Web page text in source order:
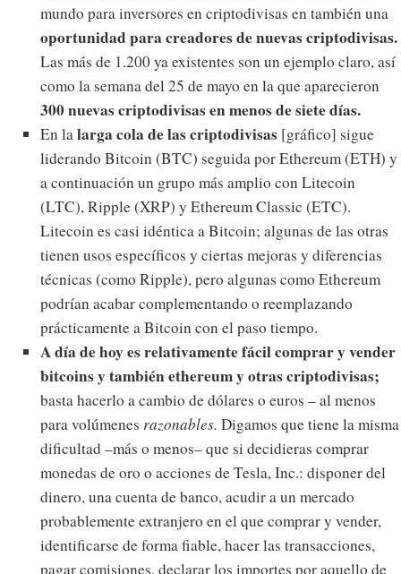
mundo para inversores en criptodivisas en también una
oportunidad para creadores de nuevas criptodivisas.
Las más de 1.200 ya existentes son un ejemplo claro, así
como la semana del 25 de mayo en la que aparecieron
300 nuevas criptodivisas en menos de siete días.
En lalarga cola de las criptodivisas[gráfico] sigue
liderando Bitcoin (BTC) seguida por Ethereum (ETH) y
a continuación un grupo más amplio con Litecoin
(LTC), Ripple (XRP) y Ethereum Classic (ETC).
Litecoin es casi idéntica a Bitcoin; algunas de las otras
tienen usos específicos y ciertas mejoras y diferencias
técnicas (como Ripple), pero algunas como Ethereum
podrían acabar complementando o reemplazando
prácticamente a Bitcoin con el paso tiempo.
A día de hoy es relativamente fácil comprar y vender
bitcoins y también ethereum y otras criptodivisas;
basta hacerlo a cambio de dólares o euros – al menos
para volúmenes razonables. Digamos que tiene la misma
dificultad –más o menos– que si decidieras comprar
monedas de oro o acciones de Tesla, Inc.: disponer del
dinero, una cuenta de banco, acudir a un mercado
probablemente extranjero en el que comprar y vender,
identificarse de forma fiable, hacer las transacciones,
pagar comisiones, declarar los importes por aquello de